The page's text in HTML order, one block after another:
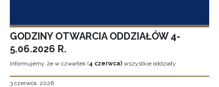
GODZINY OTWARCIA ODDZIAŁÓW 4-
5.06.2026 R.
Informujemy, że w czwartek (4 czerwca) wszystkie oddziały
3 czerwca, 2026